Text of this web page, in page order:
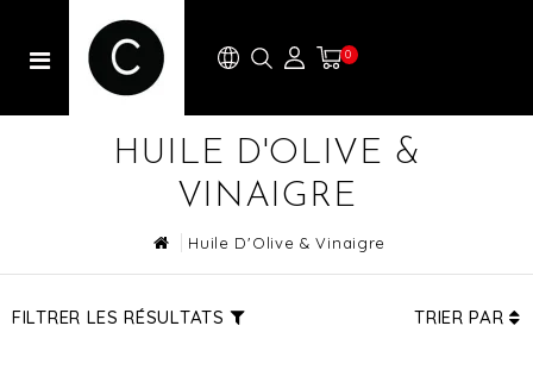
0
HUILE D'OLIVE &
VINAIGRE
Huile D'Olive & Vinaigre
FILTRER LES RÉSULTATS TRIER PAR